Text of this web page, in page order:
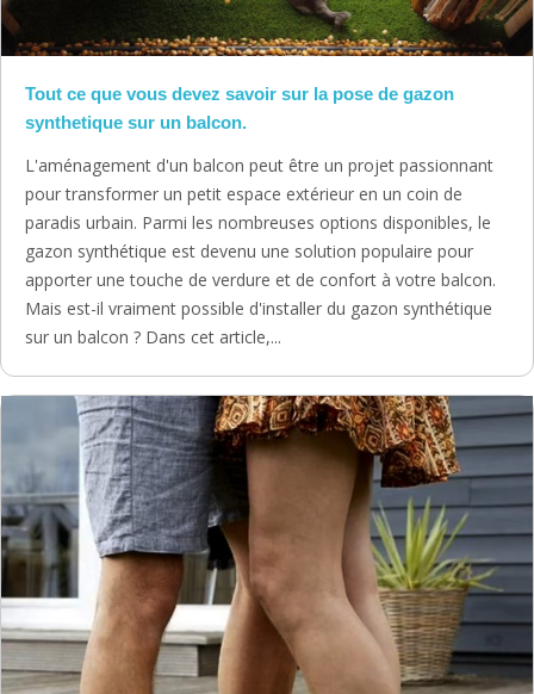
Tout ce que vous devez savoir sur la pose de gazon
synthetique sur un balcon.
L'aménagement d'un balcon peut être un projet passionnant
pour transformer un petit espace extérieur en un coin de
paradis urbain. Parmi les nombreuses options disponibles, le
gazon synthétique est devenu une solution populaire pour
apporter une touche de verdure et de confort à votre balcon.
Mais est-il vraiment possible d'installer du gazon synthétique
sur un balcon ? Dans cet article,...